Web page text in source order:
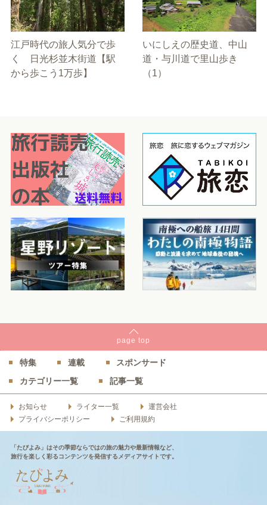
江戸時代の旅人気分で歩
く 日光杉並木街道【駅
から歩こう1万歩】
いにしえの歴史道、中山
道・与川道で里山歩き
（1）
page top
特集 連載
スポンサード
カテゴリー一覧
記事一覧
お知らせ ライター一覧
運営会社
プライバシーポリシー
ご利用規約
「たびよみ」はその季節ならではの旅の魅力や最新情報など、
旅行を楽しく彩るコンテンツを発信するメディアサイトです。